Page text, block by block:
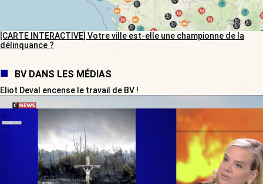
[CARTE INTERACTIVE] Votre ville est-elle une championne de la
délinquance ?
BV DANS LES MÉDIAS
Eliot Deval encense le travail de BV !